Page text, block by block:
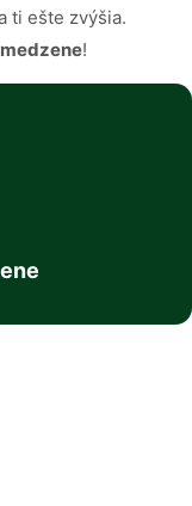
ti ešte zvýšia.
!